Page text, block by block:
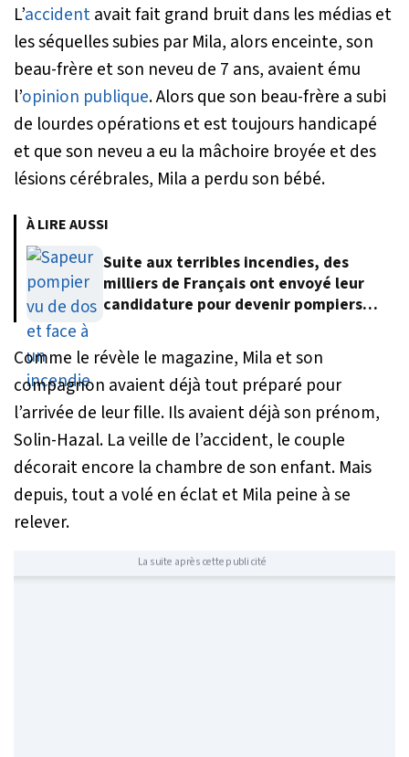
L’accidentavait fait grand bruit dans les médias et
les séquelles subies par Mila, alors enceinte, son
beau-frère et son neveu de 7 ans, avaient ému
l’opinion publique. Alors que son beau-frère a subi
de lourdes opérations et est toujours handicapé
et que son neveu a eu la mâchoire broyée et des
lésions cérébrales, Mila a perdu son bébé.
À LIRE AUSSI
Suite aux terribles incendies, des
milliers de Français ont envoyé leur
candidature pour devenir pompiers
Comme le révèle le magazine, Mila et son
compagnon avaient déjà tout préparé pour
l’arrivée de leur fille. Ils avaient déjà son prénom,
Solin-Hazal. La veille de l’accident, le couple
décorait encore la chambre de son enfant. Mais
depuis, tout a volé en éclat et Mila peine à se
relever.
La suite après cette publicité